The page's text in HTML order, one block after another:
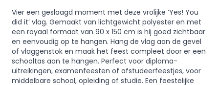
Vier een geslaagd moment met deze vrolijke ‘Yes! You
did it’ vlag. Gemaakt van lichtgewicht polyester en met
een royaal formaat van 90 x 150 cm is hij goed zichtbaar
en eenvoudig op te hangen. Hang de vlag aan de gevel
of vlaggenstok en maak het feest compleet door er een
schooltas aan te hangen. Perfect voor diploma-
uitreikingen, examenfeesten of afstudeerfeestjes, voor
middelbare school, opleiding of studie. Een feestelijke